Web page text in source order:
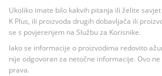
Ukoliko imate bilo kakvih pitanja ili želite
K Plus, ili proizvoda drugih dobavljača ili
se s povjerenjem na Službu za Korisnike.
Iako se informacije o proizvodima redovito
nije odgovoran za netočne informacije. Ovo
prava.